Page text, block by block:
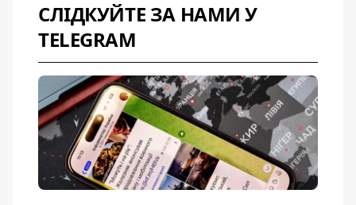
СЛІДКУЙТЕ ЗА НАМИ У
TELEGRAM